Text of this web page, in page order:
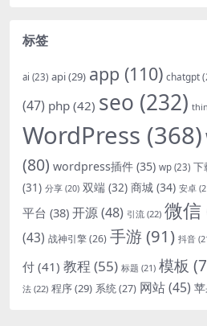
标签
ai (23) api(29) app (110) chatgpt
(47) php (42) seo (232)
WordPress (368)
(80) wordpress插件 (35) wp (23) 下
(31) 分享 (20) 双端 (32) 商城 (34) 安卓
平台 (38) 开源(48) 引流 (22) 微信
(43) 战神引擎(26) 手游(91) 抖音
付 (41) 教程 (55) 标题 (21) 模板
法 (22) 程序(29) 系统(27) 网站(45)